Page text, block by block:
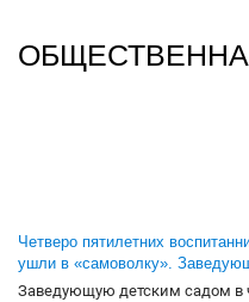
Четверо пятилетних
ушли в «самоволку».
Заведующую детским садом в